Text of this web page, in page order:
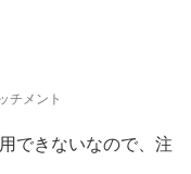
チメント
できないなので、注